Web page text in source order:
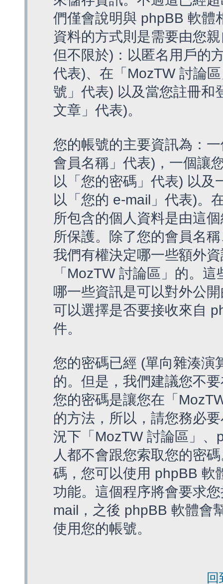
們僅會說明與 phpBB 軟體
資料的方式則是需要由您
但不限於)：以匿名用戶的
代表)、在「MozTW 討論
號」代表) 以及當您註冊和
文章」代表)。
您的帳號的主要資訊為：
會員名稱」代表)，一個讓
以「您的密碼」代表) 以及
以「您的 e-mail」代表)。
所包含的個人資料是由這
所保護。除了您的會員名
我們有權決定哪一些額外
「MozTW 討論區」的。
哪一些資訊是可以對外公
可以選擇是否要接收來自
件。
您的密碼已經 (單向雜湊演
的。但是，我們建議您不
您的密碼是讓您在「
的方法，所以，請您務必
況下「MozTW 討論區」
人都不會跟您索取您的密
碼，您可以使用 phpBB 軟
功能。這個程序將會要求
mail，之後 phpBB 軟體會
使用您的帳號。